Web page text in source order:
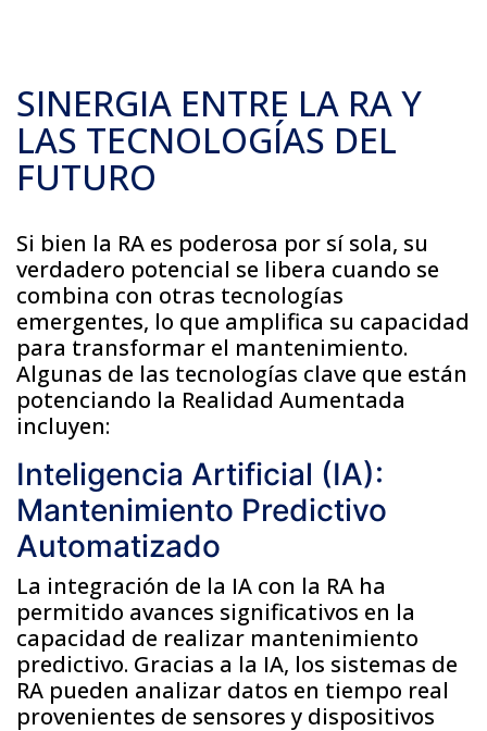
SINERGIA ENTRE LA RA Y
LAS TECNOLOGÍAS DEL
FUTURO
Si bien la RA es poderosa por sí sola, su
verdadero potencial se libera cuando se
combina con otras tecnologías
emergentes, lo que amplifica su capacidad
para transformar el mantenimiento.
Algunas de las tecnologías clave que están
potenciando la Realidad Aumentada
incluyen:
Inteligencia Artificial (IA):
Mantenimiento Predictivo
Automatizado
La integración de la IA con la RA ha
permitido avances significativos en la
capacidad de realizar mantenimiento
predictivo. Gracias a la IA, los sistemas de
RA pueden analizar datos en tiempo real
provenientes de sensores y dispositivos